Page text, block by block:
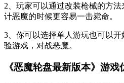
2、玩家可以通过改装枪械的方
计恶魔的时候更容易一击毙命。
3、你可以选择单人游玩也可以
验游戏，对战恶魔。
《恶魔轮盘最新版本》游戏